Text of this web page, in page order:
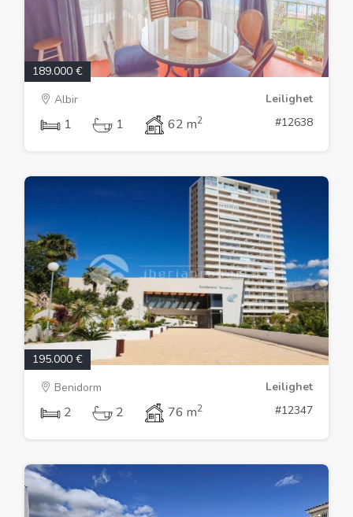
189.000 €
Albir
Leilighet
1 1 62 m2 #12638
195.000 €
Benidorm
Leilighet
2 2 76 m2 #12347